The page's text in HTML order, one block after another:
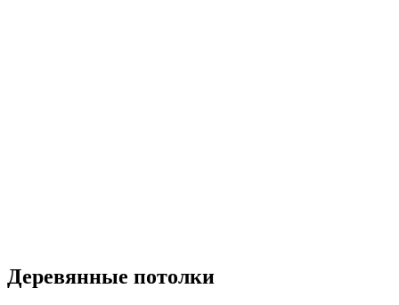
Деревянные потолки